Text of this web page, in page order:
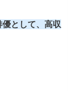
として、高収